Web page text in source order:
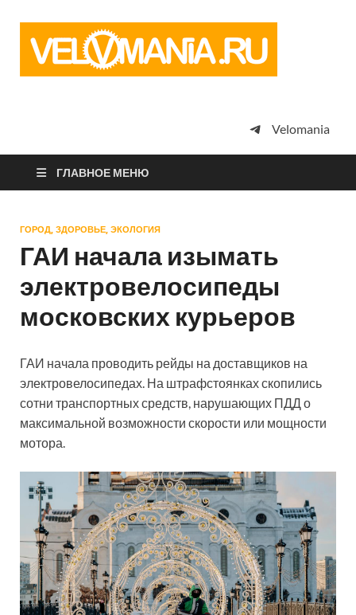
просто
Velomania
ГЛАВНОЕ МЕНЮ
ГОРОД, ЗДОРОВЬЕ, ЭКОЛОГИЯ
ГАИ начала изымать
электровелосипеды
московских курьеров
ГАИ начала проводить рейды на доставщиков на
электровелосипедах. На штрафстоянках скопились
сотни транспортных средств, нарушающих ПДД о
максимальной возможности скорости или мощности
мотора.